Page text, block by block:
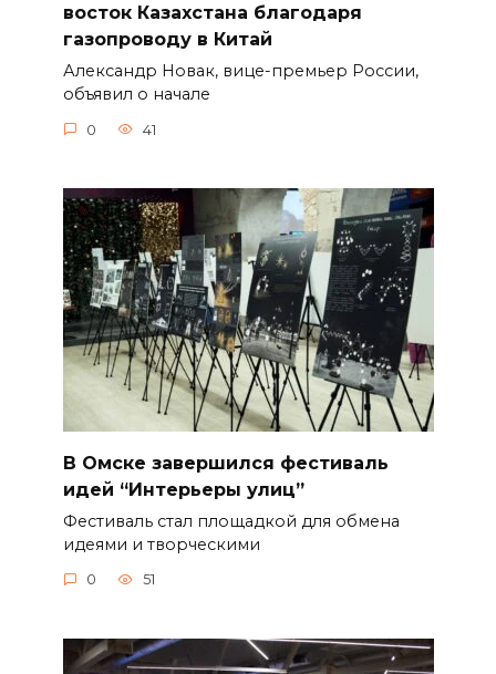
восток Казахстана благодаря
газопроводу в Китай
Александр Новак, вице-премьер России,
объявил о начале
0 41
В Омске завершился фестиваль
идей “Интерьеры улиц”
Фестиваль стал площадкой для обмена
идеями и творческими
0 51